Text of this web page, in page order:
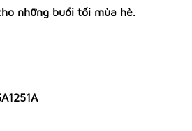
những buổi tối mùa hè.